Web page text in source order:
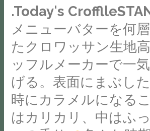
10:00~17:00CLOSE：
毎
週
月
曜
@cream_sugar_stand
カ
フ
ェ
@yomogi_stand
美
さ・
健
や
か
さ・
パ
ワ
ご
用
意
さ
せ
て
い
だ
ず。
な
た
の
幸
せ
や
優
お
し
頂
け
ま
せ
ん
で
.Today's
メニューバターを何
たクロワッサン生地
ッフルメーカーで一
げる。表面にまぶし
時にカラメルになる
はカリカリ、中はふ
も
重
ね
た
ク
ロ
ワ
サ